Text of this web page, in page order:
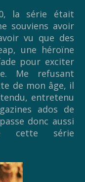
la série était
souviens avoir
vu que des
une héroïne
pour exciter
Me refusant
de mon âge, il
entretenu
ados de
donc aussi
cette série